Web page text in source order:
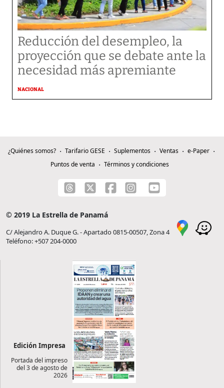
Reducción del desempleo, la
proyección que se debate ante la
necesidad más apremiante
NACIONAL
¿Quiénes somos? Tarifario GESE Suplementos Ventas
e-Paper
Puntos de venta
Términos y condiciones
© 2019 La Estrella de Panamá
C/ Alejandro A. Duque G. - Apartado 0815-00507, Zona 4
Teléfono: +507 204-0000
Edición Impresa
Portada del impreso
del 3 de agosto de
2026